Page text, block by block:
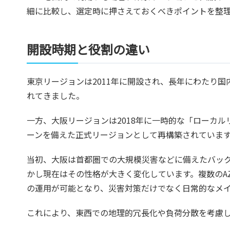
細に比較し、選定時に押さえておくべきポイントを整
開設時期と役割の違い
東京リージョンは2011年に開設され、長年にわたり
れてきました。
一方、大阪リージョンは2018年に一時的な「ローカ
ーンを備えた正式リージョンとして再構築されていま
当初、大阪は首都圏での大規模災害などに備えたバ
かし現在はその性格が大きく変化しています。複数
の運用が可能となり、災害対策だけでなく日常的なメ
これにより、東西での地理的冗長化や負荷分散を考